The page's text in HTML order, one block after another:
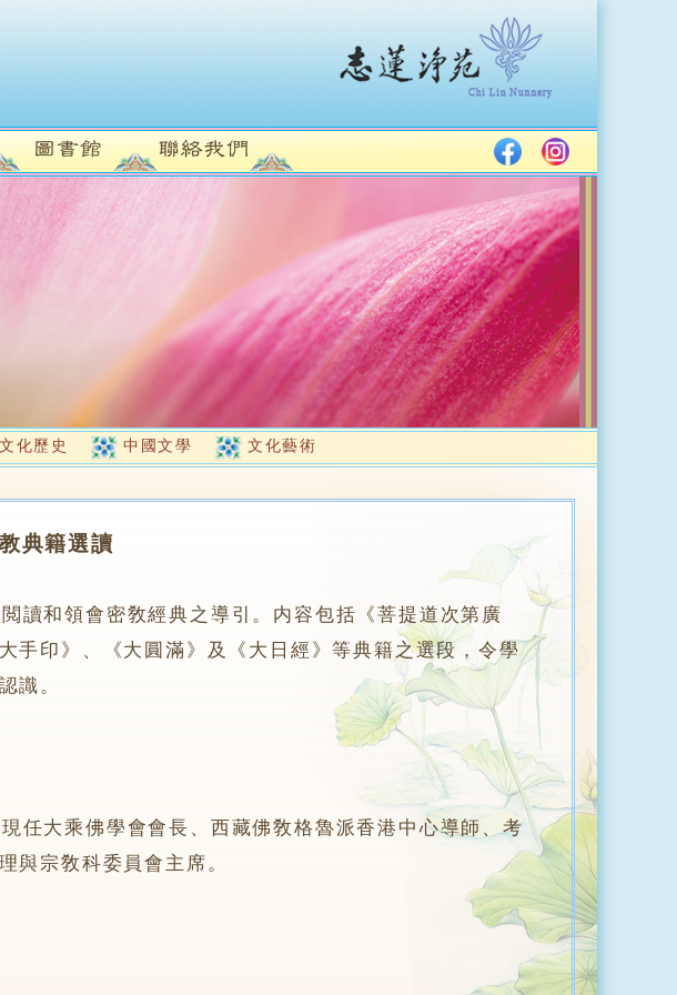
文化歷史 中國文學 文化藝術
典籍選讀
讀和領會密敎經典之導引。内容包括《菩提道次第廣
手印》、《大圓滿》及《大日經》等典籍之選段，令學
識。
大乘佛學會會長、西藏佛敎格魯派香港中心導師、考
與宗敎科委員會主席。